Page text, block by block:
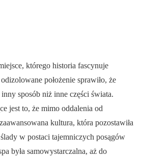
którego historia fascynuje
położenie sprawiło, że
sposób niż inne części świata.
jest to, że mimo oddalenia od
kultura, która pozostawiła
w postaci tajemniczych posągów
była samowystarczalna, aż do